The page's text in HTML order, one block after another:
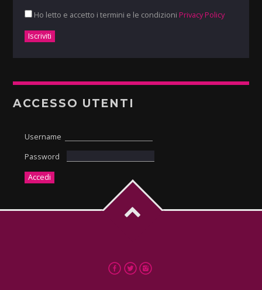
Ho letto e accetto i termini e le condizioni Privacy Policy
ACCESSO UTENTI
Username
Password